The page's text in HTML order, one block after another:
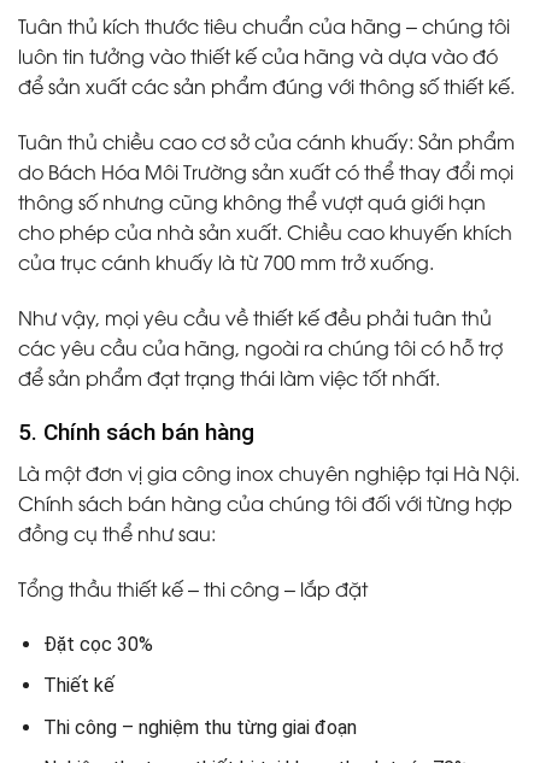
Tuân thủ kích thước tiêu chuẩn của hãng – chúng tôi
luôn tin tưởng vào thiết kế của hãng và dựa vào đó
để sản xuất các sản phẩm đúng với thông số thiết kế.
Tuân thủ chiều cao cơ sở của cánh khuấy: Sản phẩm
do Bách Hóa Môi Trường sản xuất có thể thay đổi mọi
thông số nhưng cũng không thể vượt quá giới hạn
cho phép của nhà sản xuất. Chiều cao khuyến khích
của trục cánh khuấy là từ 700 mm trở xuống.
Như vậy, mọi yêu cầu về thiết kế đều phải tuân thủ
các yêu cầu của hãng, ngoài ra chúng tôi có hỗ trợ
để sản phẩm đạt trạng thái làm việc tốt nhất.
5. Chính sách bán hàng
Là một đơn vị gia công inox chuyên nghiệp tại Hà Nội.
Chính sách bán hàng của chúng tôi đối với từng hợp
đồng cụ thể như sau:
Tổng thầu thiết kế – thi công – lắp đặt
Đặt cọc 30%
Thiết kế
Thi công – nghiệm thu từng giai đoạn